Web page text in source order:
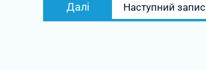
Далі
запис:
Наступний запис